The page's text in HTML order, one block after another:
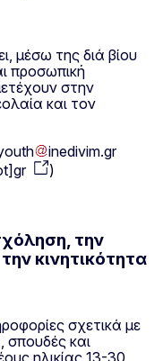
μέσω της διά βίου
προσωπική
στην
και τον
inedivim.gr
)
την
κινητικότητα
σχετικά με
σπουδές και